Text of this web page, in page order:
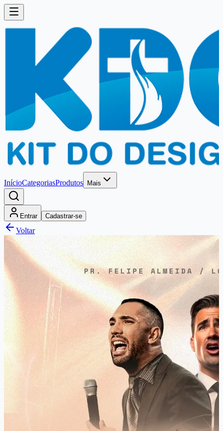
InícioCategoriasProdutos Mais
Entrar Cadastrar-se
Voltar